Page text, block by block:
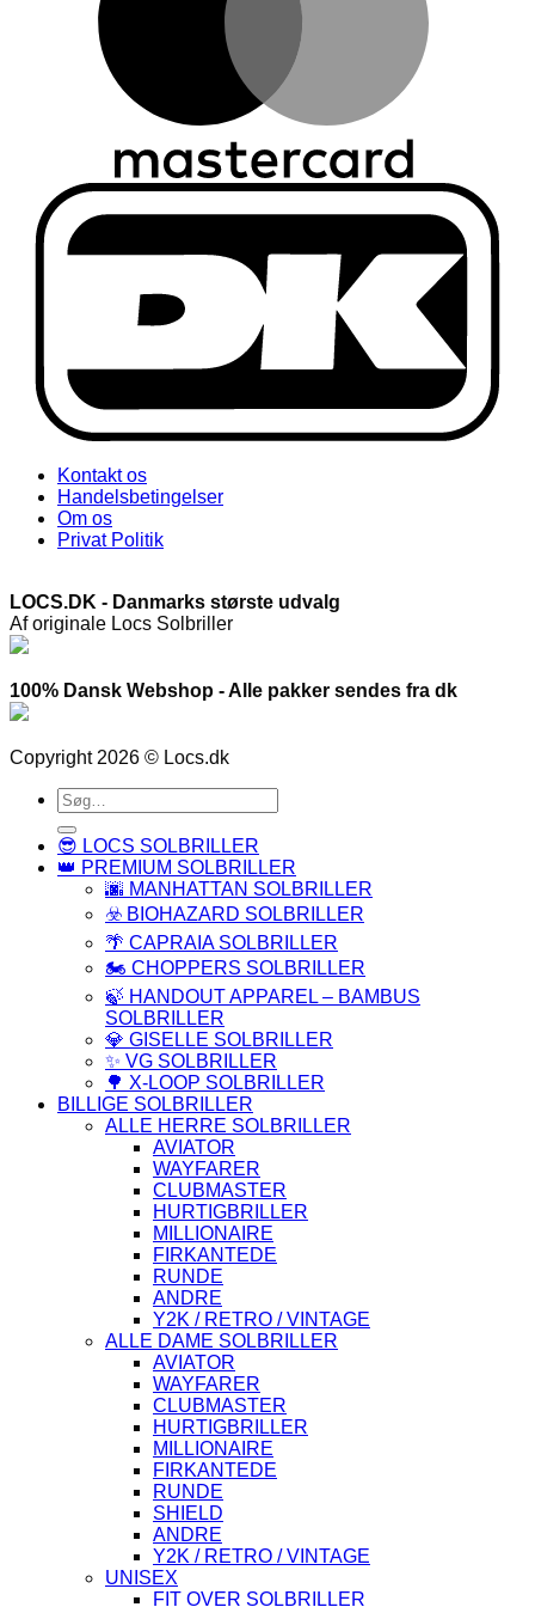
Kontakt os
Handelsbetingelser
Om os
Privat Politik
LOCS.DK - Danmarks største udvalg
Af originale Locs Solbriller
100% Dansk Webshop - Alle pakker sendes fra dk
Copyright 2026 © Locs.dk
Søg
efter:
😎 LOCS SOLBRILLER
👑 PREMIUM SOLBRILLER
🌆 MANHATTAN SOLBRILLER
☣️ BIOHAZARD SOLBRILLER
🌴 CAPRAIA SOLBRILLER
🏍️ CHOPPERS SOLBRILLER
🍃 HANDOUT APPAREL – BAMBUS
SOLBRILLER
💎 GISELLE SOLBRILLER
✨ VG SOLBRILLER
🌳 X-LOOP SOLBRILLER
BILLIGE SOLBRILLER
ALLE HERRE SOLBRILLER
AVIATOR
WAYFARER
CLUBMASTER
HURTIGBRILLER
MILLIONAIRE
FIRKANTEDE
RUNDE
ANDRE
Y2K / RETRO / VINTAGE
ALLE DAME SOLBRILLER
AVIATOR
WAYFARER
CLUBMASTER
HURTIGBRILLER
MILLIONAIRE
FIRKANTEDE
RUNDE
SHIELD
ANDRE
Y2K / RETRO / VINTAGE
UNISEX
FIT OVER SOLBRILLER